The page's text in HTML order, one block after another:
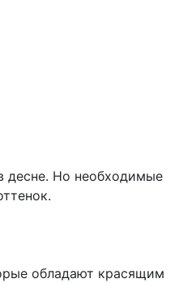
десне. Но необходимые
обладают красящим